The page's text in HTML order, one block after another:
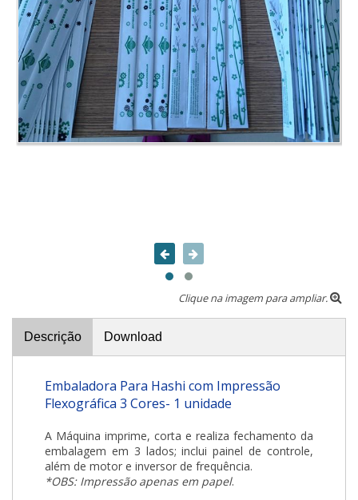
Clique na imagem para ampliar.
Descrição Download
Embaladora Para Hashi com Impressão
Flexográfica 3 Cores- 1 unidade
A Máquina imprime, corta e realiza fechamento da
embalagem em 3 lados; inclui painel de controle,
além de motor e inversor de frequência.
*OBS: Impressão apenas em papel.